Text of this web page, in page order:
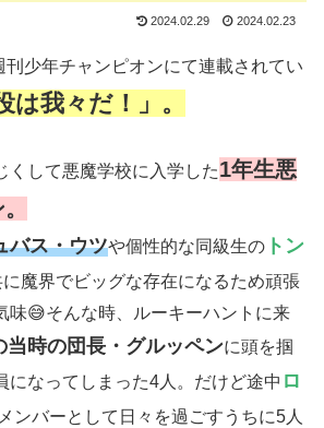
2024.02.29 2024.02.23
少年チャンピオンにて連載されてい
は我々だ！」。
くして悪魔学校に入学した1年生悪
バス・ウツや個性的な同級生の トン
に魔界でビッグな存在になるため頑張
味😅そんな時、ルーキーハントに来
当時の団長・グルッペンに頭を掴
になってしまった4人。だけど途中 ロ
ンバーとして日々を過ごすうちに5人